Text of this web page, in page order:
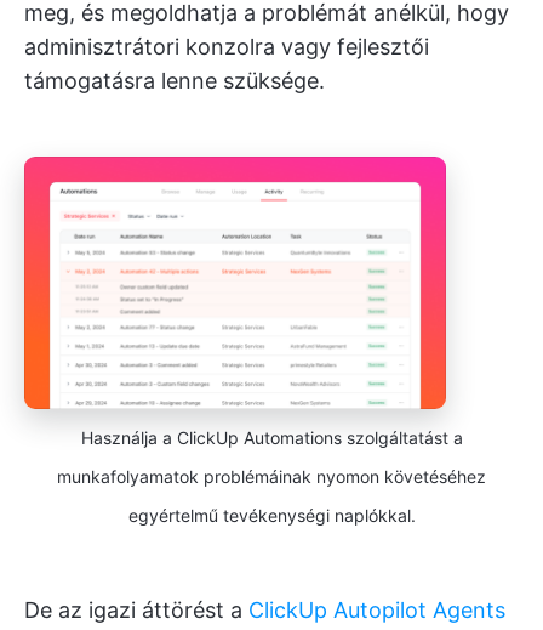
meg, és megoldhatja a problémát anélkül, hogy
adminisztrátori konzolra vagy fejlesztői
támogatásra lenne szüksége.
Használja a ClickUp Automations szolgáltatást a
munkafolyamatok problémáinak nyomon követéséhez
egyértelmű tevékenységi naplókkal.
De az igazi áttörést a ClickUp Autopilot Agents